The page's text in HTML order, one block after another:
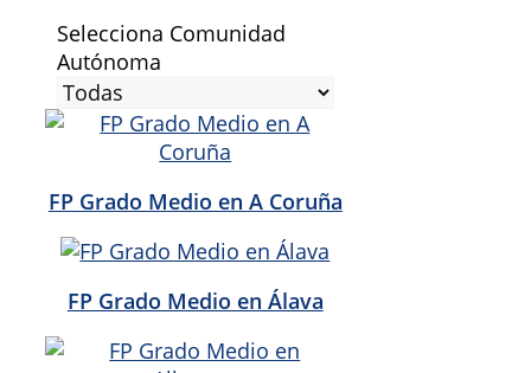
Selecciona Comunidad
Autónoma
FP Grado Medio en A Coruña
FP Grado Medio en Álava